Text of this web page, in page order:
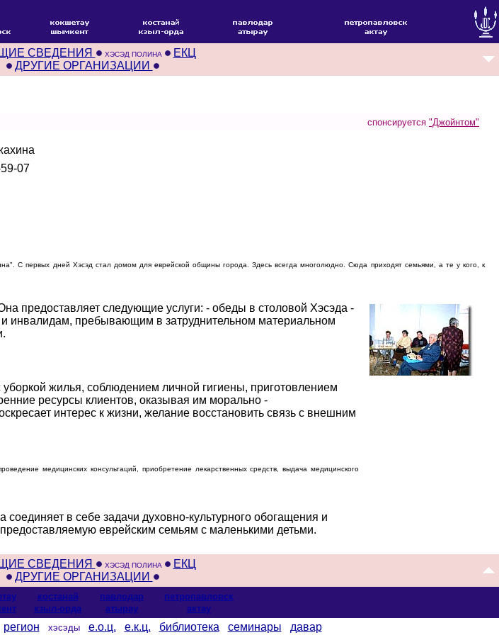
СВЕДЕНИЯ ХЭСЭД ПОЛИНА
ЕКЦ
ДРУГИЕ ОРГАНИЗАЦИИ
спонсируется "Джойнтом"
07
С первых дней Хэсэд стал домом для еврейской общины города. Здесь всегда многолюдно. Сюда приходят семьями, а те у кого, к
предоставляет следующие услуги: - обеды в столовой Хэсэда -
инвалидам, пребывающим в затруднительном материальном
жилья, соблюдением личной гигиены, приготовлением
ресурсы клиентов, оказывая им морально -
интерес к жизни, желание восстановить связь с внешним
медицинских консультаций, приобретение лекарственных средств, выдача медицинского
в себе задачи духовно-культурного обогащения и
еврейским семьям с маленькими детьми.
СВЕДЕНИЯ ХЭСЭД ПОЛИНА
ЕКЦ
ДРУГИЕ ОРГАНИЗАЦИИ
костанай павлодар
петропавловск
кзыл-орда атырау актау
регион хэсэды е.о.ц. е.к.ц. библиотека семинары
давар